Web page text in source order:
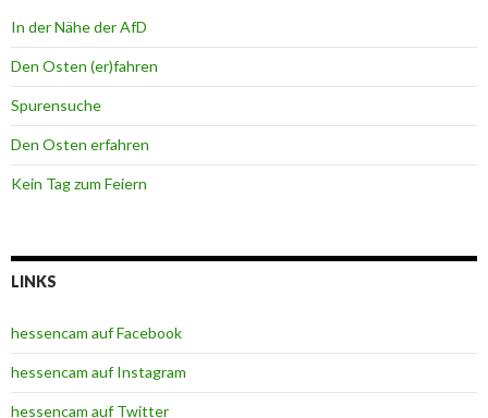
In der Nähe der AfD
Den Osten (er)fahren
Spurensuche
Den Osten erfahren
Kein Tag zum Feiern
LINKS
hessencam auf Facebook
hessencam auf Instagram
hessencam auf Twitter